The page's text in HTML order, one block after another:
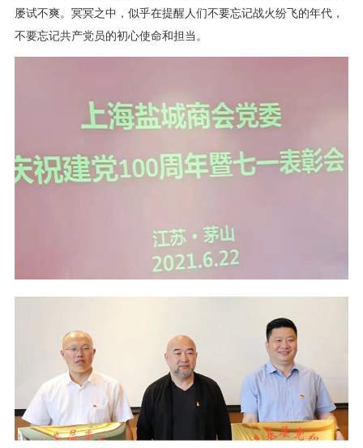
屡试不爽。冥冥之中，似乎在提醒人们不要忘记战火纷飞的年代，
不要忘记共产党员的初心使命和担当。